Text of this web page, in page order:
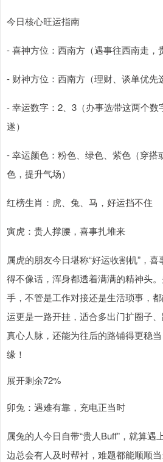
今日核心旺运指南
- 喜神方位：西南方（遇事往西南走，
- 财神方位：西南方（理财、谈单优先
- 幸运数字：2、3（办事选带这两个
遂）
- 幸运颜色：粉色、绿色、紫色（穿搭
色，提升气场）
红榜生肖：虎、兔、马，好运挡不住
寅虎：贵人撑腰，喜事扎堆来
属虎的朋友今日堪称“好运收割机”，
得不像话，浑身都透着满满的精神头
手，不管是工作对接还是生活琐事，
运更是一路开挂，适合多出门扩圈子
真心人脉，还能为往后的路铺得更稳
缘！
展开剩余72%
卯兔：遇难有靠，充电正当时
属兔的人今日自带“贵人Buff”，就算遇
边总会有人及时帮衬，难题都能顺顺